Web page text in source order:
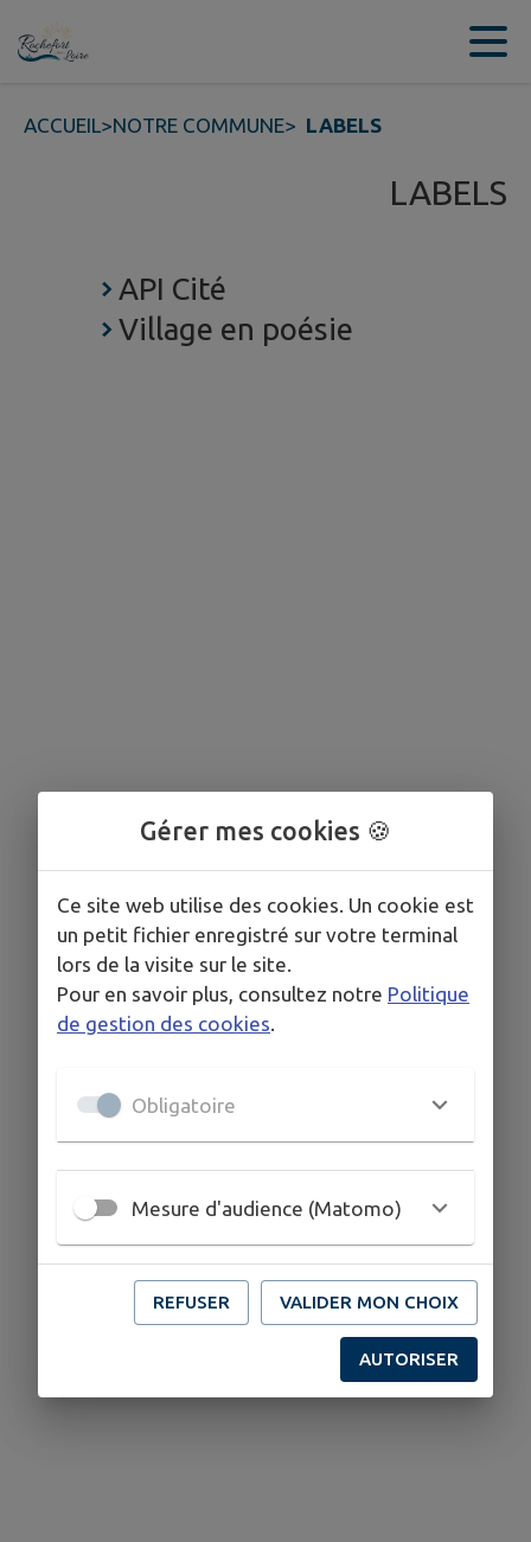
Contenu
ACCUEIL>NOTRE COMMUNE> LABELS
LABELS
API Cité
Village en poésie
Gérer mes cookies 🍪
Ce site web utilise des cookies. Un cookie est
un petit fichier enregistré sur votre terminal
lors de la visite sur le site.
Pour en savoir plus, consultez notre Politique
de gestion des cookies.
Obligatoire
Mesure d'audience (Matomo)
REFUSER VALIDER MON CHOIX
AUTORISER